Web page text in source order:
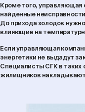
Кроме того, управляющая
найденные
До прихода холодов
влияющие на
Если управляющая
энергетики не выдадут
Специалисты СГК в таких
жилищников